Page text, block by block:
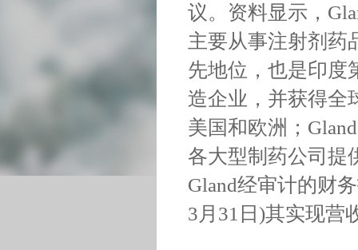
议。资料显示，
主要从事注射剂药
先地位，也是印度
造企业，并获得全
美国和欧洲；
各大型制药公司提
Gland经审计的财
3月31日)其实现营